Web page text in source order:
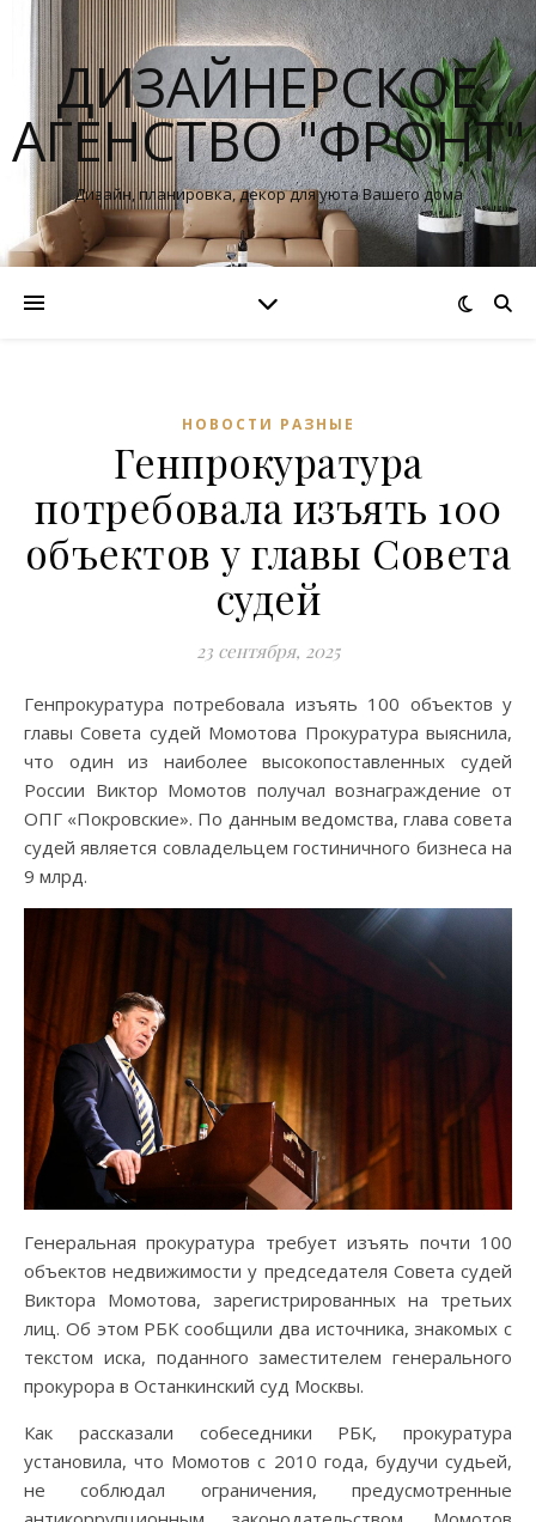
ДИЗАЙНЕРСКОЕ
АГЕНСТВО "ФРОНТ"
Дизайн, планировка, декор для уюта Вашего дома
НОВОСТИ РАЗНЫЕ
Генпрокуратура
потребовала изъять 100
объектов у главы Совета
судей
23 сентября, 2025
Генпрокуратура потребовала изъять 100 объектов у
главы Совета судей Момотова Прокуратура выяснила,
что один из наиболее высокопоставленных судей
России Виктор Момотов получал вознаграждение от
ОПГ «Покровские». По данным ведомства, глава совета
судей является совладельцем гостиничного бизнеса на
9 млрд.
Генеральная прокуратура требует изъять почти 100
объектов недвижимости у председателя Совета судей
Виктора Момотова, зарегистрированных на третьих
лиц. Об этом РБК сообщили два источника, знакомых с
текстом иска, поданного заместителем генерального
прокурора в Останкинский суд Москвы.
Как рассказали собеседники РБК, прокуратура
установила, что Момотов с 2010 года, будучи судьей,
не соблюдал ограничения, предусмотренные